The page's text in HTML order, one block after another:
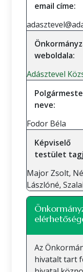
email címe:
weboldala:
Adásztevel
neve:
Fodor Béla
Képviselő
testület
Major Zsolt,
Lászlóné,
Az
hivatalt tart